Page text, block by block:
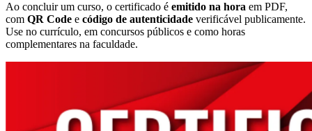
Ao concluir um curso, o certificado é emitido na hora em PDF,
com QR Code e código de autenticidade verificável publicamente.
Use no currículo, em concursos públicos e como horas
complementares na faculdade.